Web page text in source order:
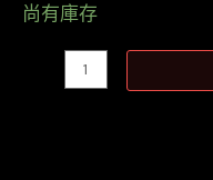
尚有庫存